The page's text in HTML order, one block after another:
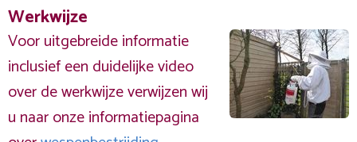
Werkwijze
Voor uitgebreide informatie
inclusief een duidelijke video
over de werkwijze verwijzen wij
u naar onze informatiepagina